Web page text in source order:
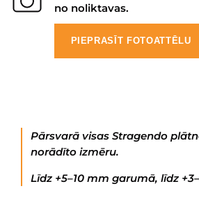
no noliktavas.
PIEPRASĪT FOTOATTĒLU
Pārsvarā visas Stragendo
norādīto izmēru.
Līdz +5–10 mm garumā, līdz